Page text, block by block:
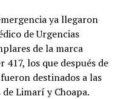
ya llegaron
de Urgencias
de la marca
los que después de
destinados a las
Limarí y Choapa.